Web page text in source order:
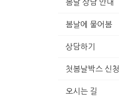
봄날 상담 안내
봄날에 물어봄
상담하기
첫봄날박스 신청
오시는 길